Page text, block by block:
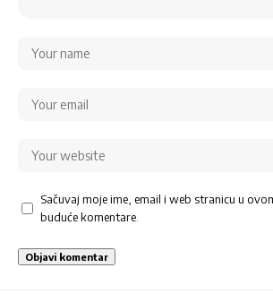
Sačuvaj moje ime, email i web stranicu u
buduće komentare.